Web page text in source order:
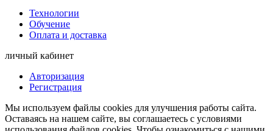
Технологии
Обучение
Оплата и доставка
личный кабинет
Авторизация
Регистрация
Мы используем файлы cookies для улучшения работы сайта.
Оставаясь на нашем сайте, вы соглашаетесь с условиями